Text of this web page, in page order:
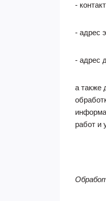
-
- адрес
- адрес
а также
работ и